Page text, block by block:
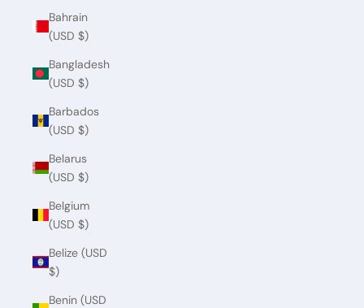
Bahrain
(USD $)
Bangladesh
(USD $)
Barbados
(USD $)
Belarus
(USD $)
Belgium
(USD $)
Belize (USD
$)
Benin (USD